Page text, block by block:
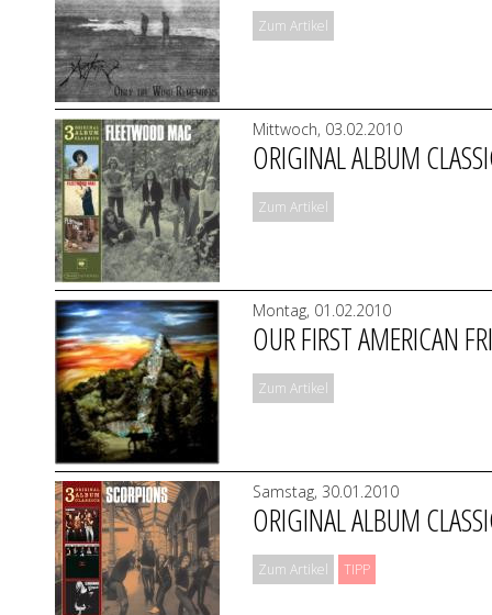
Zum Artikel
Mittwoch, 03.02.2010
ORIGINAL ALBUM
Zum Artikel
Montag, 01.02.2010
OUR FIRST AMERICAN
Zum Artikel
Samstag, 30.01.2010
ORIGINAL ALBUM
Zum Artikel TIPP